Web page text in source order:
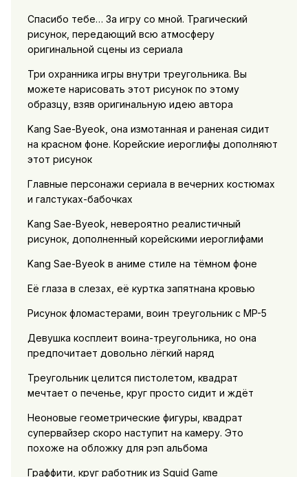
Спасибо тебе… За игру со мной. Трагический
рисунок, передающий всю атмосферу
оригинальной сцены из сериала
Три охранника игры внутри треугольника. Вы
можете нарисовать этот рисунок по этому
образцу, взяв оригинальную идею автора
Kang Sae-Byeok, она измотанная и раненая сидит
на красном фоне. Корейские иероглифы дополняют
этот рисунок
Главные персонажи сериала в вечерних костюмах
и галстуках-бабочках
Kang Sae-Byeok, невероятно реалистичный
рисунок, дополненный корейскими иероглифами
Kang Sae-Byeok в аниме стиле на тёмном фоне
Её глаза в слезах, её куртка запятнана кровью
Рисунок фломастерами, воин треугольник с MP-5
Девушка косплеит воина-треугольника, но она
предпочитает довольно лёгкий наряд
Треугольник целится пистолетом, квадрат
мечтает о печенье, круг просто сидит и ждёт
Неоновые геометрические фигуры, квадрат
супервайзер скоро наступит на камеру. Это
похоже на обложку для рэп альбома
Граффити, круг работник из Squid Game